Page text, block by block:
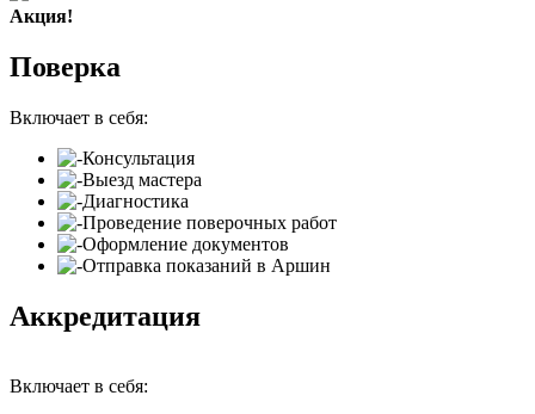
Акция!
Поверка
Включает в себя:
Консультация
Выезд мастера
Диагностика
Проведение поверочных работ
Оформление документов
Отправка показаний в Аршин
Аккредитация
Включает в себя: